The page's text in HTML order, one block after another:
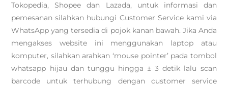
Tokopedia, Shopee dan Lazada, untuk informasi dan
pemesanan silahkan hubungi Customer Service kami via
WhatsApp yang tersedia di pojok kanan bawah. Jika Anda
mengakses website ini menggunakan laptop atau
komputer, silahkan arahkan ‘mouse pointer’ pada tombol
whatsapp hijau dan tunggu hingga ± 3 detik lalu scan
barcode untuk terhubung dengan customer service